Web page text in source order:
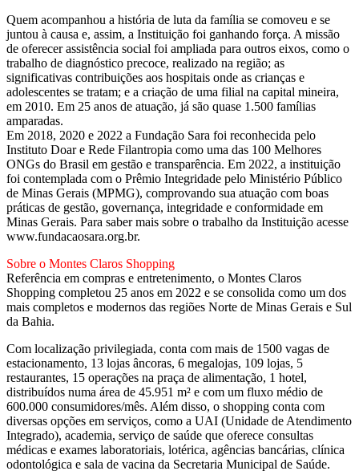
Quem acompanhou a história de luta da família se comoveu e se
juntou à causa e, assim, a Instituição foi ganhando força. A missão
de oferecer assistência social foi ampliada para outros eixos, como o
trabalho de diagnóstico precoce, realizado na região; as
significativas contribuições aos hospitais onde as crianças e
adolescentes se tratam; e a criação de uma filial na capital mineira,
em 2010. Em 25 anos de atuação, já são quase 1.500 famílias
amparadas.
Em 2018, 2020 e 2022 a Fundação Sara foi reconhecida pelo
Instituto Doar e Rede Filantropia como uma das 100 Melhores
ONGs do Brasil em gestão e transparência. Em 2022, a instituição
foi contemplada com o Prêmio Integridade pelo Ministério Público
de Minas Gerais (MPMG), comprovando sua atuação com boas
práticas de gestão, governança, integridade e conformidade em
Minas Gerais. Para saber mais sobre o trabalho da Instituição acesse
www.fundacaosara.org.br.
Sobre o Montes Claros Shopping
Referência em compras e entretenimento, o Montes Claros
Shopping completou 25 anos em 2022 e se consolida como um dos
mais completos e modernos das regiões Norte de Minas Gerais e Sul
da Bahia.
Com localização privilegiada, conta com mais de 1500 vagas de
estacionamento, 13 lojas âncoras, 6 megalojas, 109 lojas, 5
restaurantes, 15 operações na praça de alimentação, 1 hotel,
distribuídos numa área de 45.951 m² e com um fluxo médio de
600.000 consumidores/mês. Além disso, o shopping conta com
diversas opções em serviços, como a UAI (Unidade de Atendimento
Integrado), academia, serviço de saúde que oferece consultas
médicas e exames laboratoriais, lotérica, agências bancárias, clínica
odontológica e sala de vacina da Secretaria Municipal de Saúde.